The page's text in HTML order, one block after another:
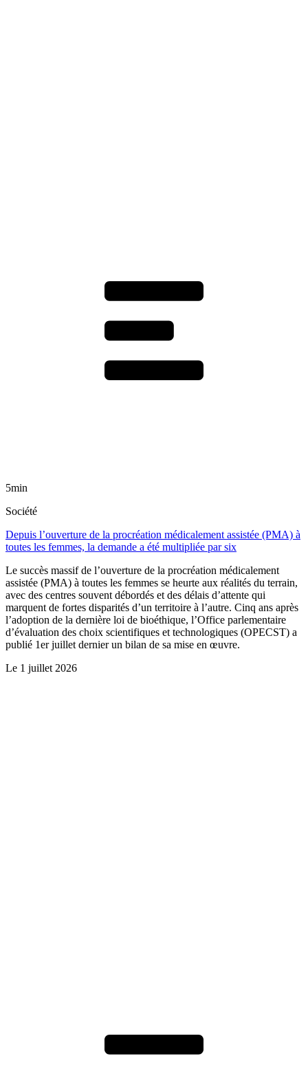
5min
Société
Depuis l’ouverture de la procréation médicalement assistée (PMA) à
toutes les femmes, la demande a été multipliée par six
Le succès massif de l’ouverture de la procréation médicalement
assistée (PMA) à toutes les femmes se heurte aux réalités du terrain,
avec des centres souvent débordés et des délais d’attente qui
marquent de fortes disparités d’un territoire à l’autre. Cinq ans après
l’adoption de la dernière loi de bioéthique, l’Office parlementaire
d’évaluation des choix scientifiques et technologiques (OPECST) a
publié 1er juillet dernier un bilan de sa mise en œuvre.
Le 1 juillet 2026